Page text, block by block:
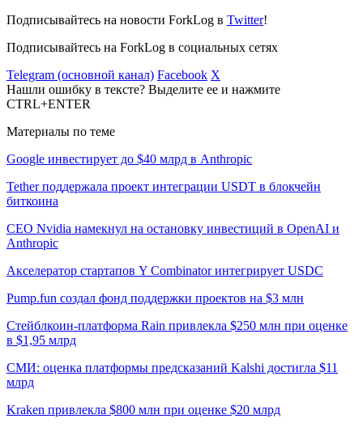
Подписывайтесь на новости ForkLog в Twitter!
Подписывайтесь на ForkLog в социальных сетях
Telegram (основной канал) Facebook X
Нашли ошибку в тексте? Выделите ее и нажмите
CTRL+ENTER
Материалы по теме
Google инвестирует до $40 млрд в Anthropic
Tether поддержала проект интеграции USDT в блокчейн
биткоина
CEO Nvidia намекнул на остановку инвестиций в OpenAI и
Anthropic
Акселератор стартапов Y Combinator интегрирует USDC
Pump.fun создал фонд поддержки проектов на $3 млн
Стейблкоин-платформа Rain привлекла $250 млн при оценке
в $1,95 млрд
СМИ: оценка платформы предсказаний Kalshi достигла $11
млрд
Kraken привлекла $800 млн при оценке $20 млрд